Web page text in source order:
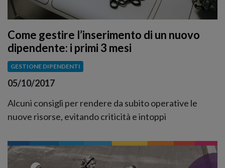
Come gestire l’inserimento di un nuovo
dipendente: i primi 3 mesi
GESTIONE DIPENDENTI
05/10/2017
Alcuni consigli per rendere da subito operative le
nuove risorse, evitando criticità e intoppi